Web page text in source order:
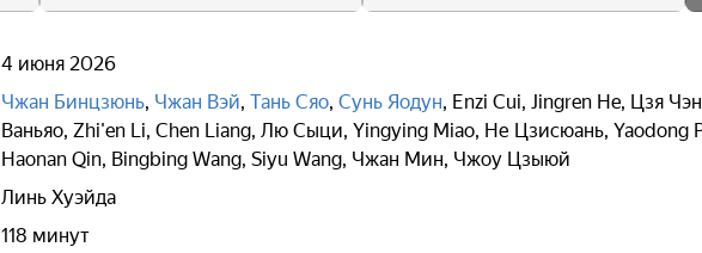
4 июня 2026
Чжан Бинцзюнь, Чжан Вэй, Тань Сяо, Сунь Яодун, Enzi Cui, Jingren He, Цзя
Ваньяо, Zhi'en Li, Chen Liang, Лю Сыци, Yingying Miao, Не Цзисюань, Yaodong
Haonan Qin, Bingbing Wang, Siyu Wang, Чжан Мин, Чжоу Цзыюй
Линь Хуэйда
118 минут